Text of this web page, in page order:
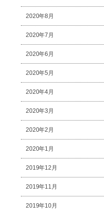
2020年8月
2020年7月
2020年6月
2020年5月
2020年4月
2020年3月
2020年2月
2020年1月
2019年12月
2019年11月
2019年10月